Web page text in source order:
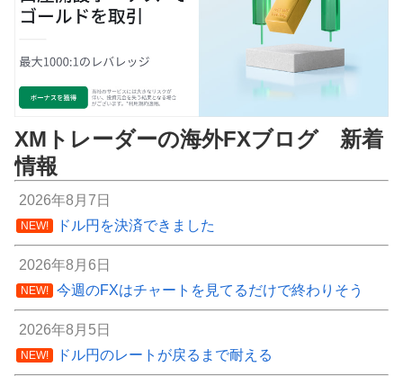
XMトレーダーの海外FXブログ 新着
情報
2026年8月7日
NEW! ドル円を決済できました
2026年8月6日
NEW! 今週のFXはチャートを見てるだけで終わりそう
2026年8月5日
NEW! ドル円のレートが戻るまで耐える